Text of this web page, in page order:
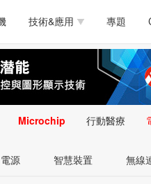
醫療電子
安防監控
技術&應用
電源
醫療電子 通訊&
類比技術 LED/
嵌入技術 感測
專題
醫療電子
安防監控
醫療電子 通訊&
類比技術 LED/
嵌入技術 感測
智慧型視覺影像/監
控技術
Microchip 行動醫療
電源 智慧裝置 無線